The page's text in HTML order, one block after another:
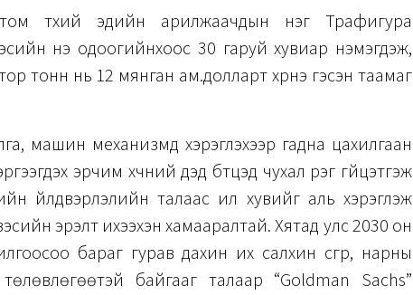
түүхий эдийн арилжаачдын нэг Трафигура
үнэ одоогийнхоос 30 гаруй хувиар нэмэгдэж,
тонн нь 12 мянган ам.долларт хүрнэ гэсэн таамаг
машин механизмд хэрэглэхээр гадна цахилгаан
эрчим хүчний дэд бүтцэд чухал үүрэг гүйцэтгэж
үйлдвэрлэлийн талаас илүү хувийг аль хэрэглэж
эрэлт ихээхэн хамааралтай. Хятад улс 2030 он
бараг гурав дахин их салхин үүсгүүр, нарны
байгааг талаар “Goldman Sachs”